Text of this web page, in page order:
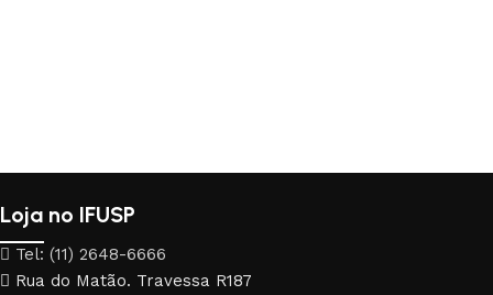
Loja no IFUSP
Tel: (11) 2648-6666
Rua do Matão. Travessa R187